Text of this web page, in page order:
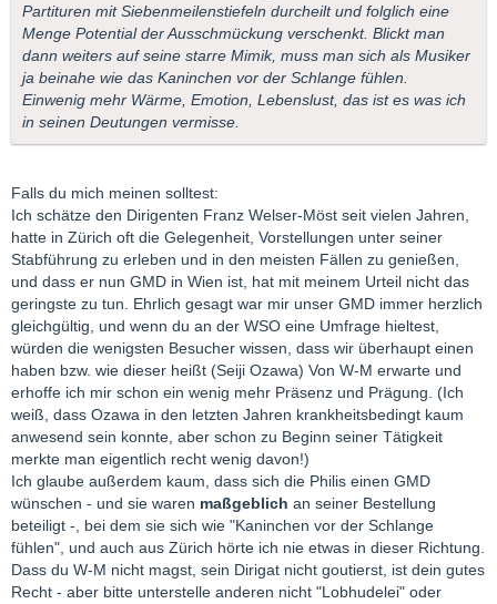
Partituren mit Siebenmeilenstiefeln durcheilt und folglich eine
Menge Potential der Ausschmückung verschenkt. Blickt man
dann weiters auf seine starre Mimik, muss man sich als Musiker
ja beinahe wie das Kaninchen vor der Schlange fühlen.
Einwenig mehr Wärme, Emotion, Lebenslust, das ist es was ich
in seinen Deutungen vermisse.
Falls du mich meinen solltest:
Ich schätze den Dirigenten Franz Welser-Möst seit vielen Jahren,
hatte in Zürich oft die Gelegenheit, Vorstellungen unter seiner
Stabführung zu erleben und in den meisten Fällen zu genießen,
und dass er nun GMD in Wien ist, hat mit meinem Urteil nicht das
geringste zu tun. Ehrlich gesagt war mir unser GMD immer herzlich
gleichgültig, und wenn du an der WSO eine Umfrage hieltest,
würden die wenigsten Besucher wissen, dass wir überhaupt einen
haben bzw. wie dieser heißt (Seiji Ozawa) Von W-M erwarte und
erhoffe ich mir schon ein wenig mehr Präsenz und Prägung. (Ich
weiß, dass Ozawa in den letzten Jahren krankheitsbedingt kaum
anwesend sein konnte, aber schon zu Beginn seiner Tätigkeit
merkte man eigentlich recht wenig davon!)
Ich glaube außerdem kaum, dass sich die Philis einen GMD
wünschen - und sie waren maßgeblich an seiner Bestellung
beteiligt -, bei dem sie sich wie "Kaninchen vor der Schlange
fühlen", und auch aus Zürich hörte ich nie etwas in dieser Richtung.
Dass du W-M nicht magst, sein Dirigat nicht goutierst, ist dein gutes
Recht - aber bitte unterstelle anderen nicht "Lobhudelei" oder